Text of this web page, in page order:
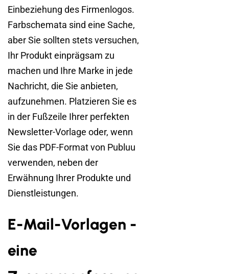
Einbeziehung des Firmenlogos.
Farbschemata sind eine Sache,
aber Sie sollten stets versuchen,
Ihr Produkt einprägsam zu
machen und Ihre Marke in jede
Nachricht, die Sie anbieten,
aufzunehmen. Platzieren Sie es
in der Fußzeile Ihrer perfekten
Newsletter-Vorlage oder, wenn
Sie das PDF-Format von Publuu
verwenden, neben der
Erwähnung Ihrer Produkte und
Dienstleistungen.
E-Mail-Vorlagen -
eine